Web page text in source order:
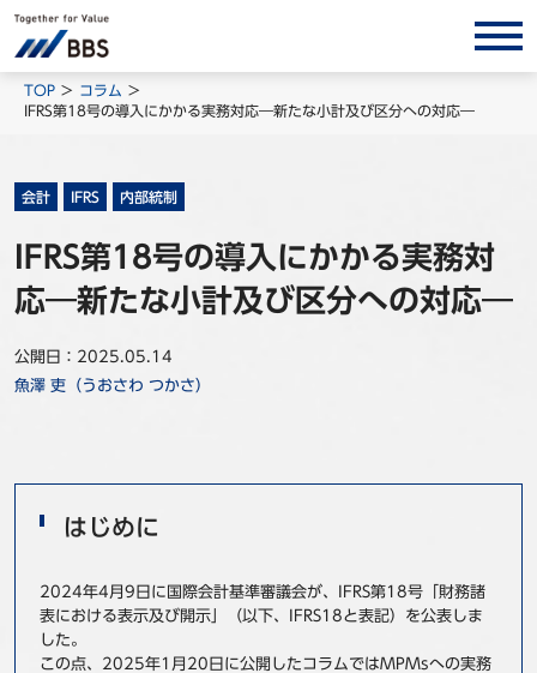
サービス/ソリューション
インサイト
コラム
セミナ−
TOP
コラム
IFRS第18号の導入にかかる実務対応―新たな小計及び区分への対応―
会計 IFRS 内部統制
IFRS第18号の導入にかかる実務対
応―新たな小計及び区分への対応―
公開日：2025.05.14
魚澤 吏（うおさわ つかさ）
はじめに
2024年4月9日に国際会計基準審議会が、IFRS第18号「財務諸
表における表示及び開示」（以下、IFRS18と表記）を公表しま
した。
この点、2025年1月20日に公開したコラムではMPMsへの実務